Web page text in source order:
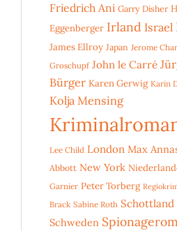
Friedrich Ani Garry Disher
Eggenberger Irland Israel
James Ellroy Japan Jerome
Groschupf John le Carré
Bürger Karen Gerwig Karin
Kolja Mensing
Lee Child London Max
Abbott New York
Garnier Peter Torberg
Brack Sabine Roth Schottland
Schweden